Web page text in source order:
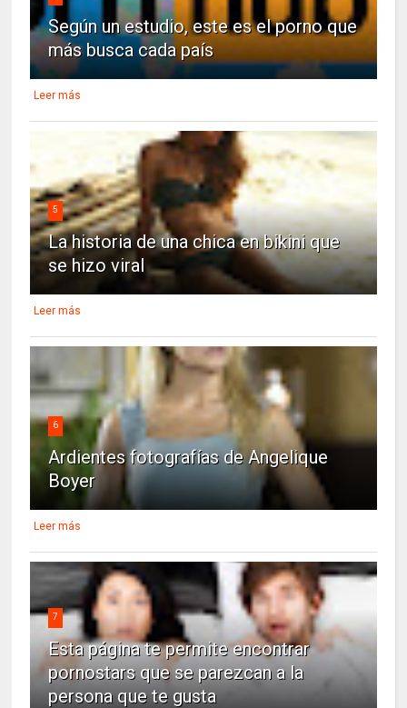
Según un estudio, este es el porno que
más busca cada país
Leer más
5
La historia de una chica en bikini que
se hizo viral
Leer más
6
Ardientes fotografías de Angelique
Boyer
Leer más
7
Esta página te permite encontrar
pornostars que se parezcan a la
persona que te gusta